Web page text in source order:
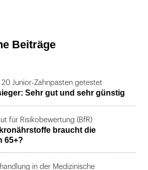
Beiträge
Junior-Zahnpasten getestet
Sehr gut und sehr günstig
für Risikobewertung (BfR)
braucht die
65+?
in der Medizinische